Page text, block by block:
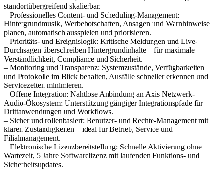
standortübergreifend skalierbar.
– Professionelles Content- und Scheduling-Management:
Hintergrundmusik, Werbebotschaften, Ansagen und Warnhinweise
planen, automatisch ausspielen und priorisieren.
– Prioritäts- und Ereignislogik: Kritische Meldungen und Live-
Durchsagen überschreiben Hintergrundinhalte – für maximale
Verständlichkeit, Compliance und Sicherheit.
– Monitoring und Transparenz: Systemzustände, Verfügbarkeiten
und Protokolle im Blick behalten, Ausfälle schneller erkennen und
Servicezeiten minimieren.
– Offene Integration: Nahtlose Anbindung an Axis Netzwerk-
Audio-Ökosystem; Unterstützung gängiger Integrationspfade für
Drittanwendungen und Workflows.
– Sicher und rollenbasiert: Benutzer- und Rechte-Management mit
klaren Zuständigkeiten – ideal für Betrieb, Service und
Filialmanagement.
– Elektronische Lizenzbereitstellung: Schnelle Aktivierung ohne
Wartezeit, 5 Jahre Softwarelizenz mit laufenden Funktions- und
Sicherheitsupdates.